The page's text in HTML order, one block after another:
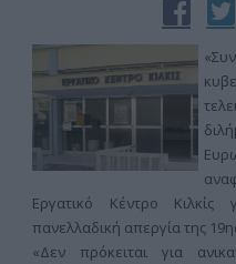
Εργατικό Κέντρο
πανελλαδική απεργία της
«Δεν πρόκειται για